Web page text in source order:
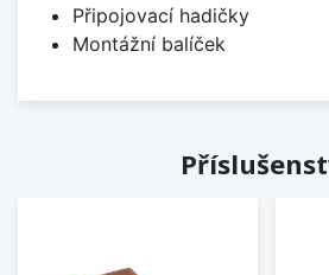
Připojovací hadičky
Montážní balíček